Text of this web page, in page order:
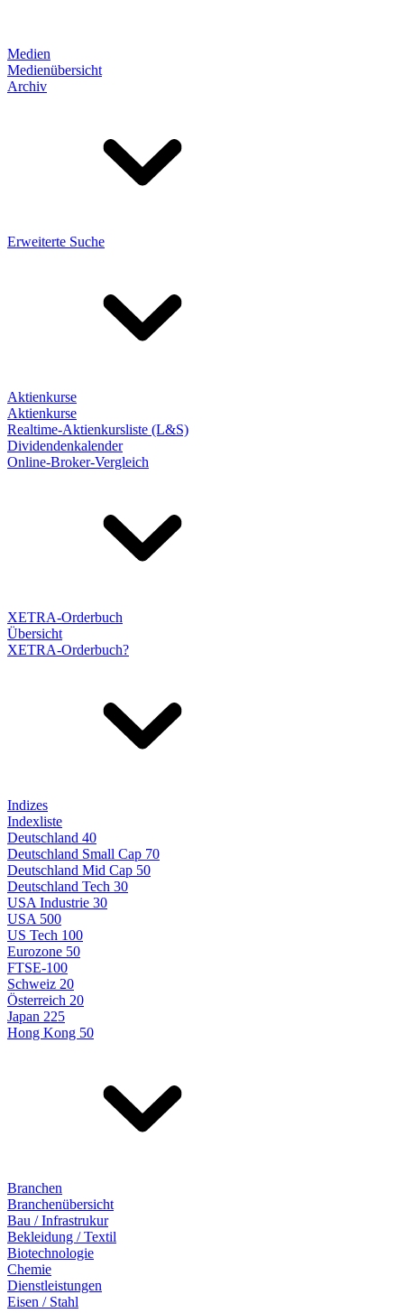
Medien
Medienübersicht
Archiv
Erweiterte Suche
Aktienkurse
Aktienkurse
Realtime-Aktienkursliste (L&S)
Dividendenkalender
Online-Broker-Vergleich
XETRA-Orderbuch
Übersicht
XETRA-Orderbuch?
Indizes
Indexliste
Deutschland 40
Deutschland Small Cap 70
Deutschland Mid Cap 50
Deutschland Tech 30
USA Industrie 30
USA 500
US Tech 100
Eurozone 50
FTSE-100
Schweiz 20
Österreich 20
Japan 225
Hong Kong 50
Branchen
Branchenübersicht
Bau / Infrastrukur
Bekleidung / Textil
Biotechnologie
Chemie
Dienstleistungen
Eisen / Stahl